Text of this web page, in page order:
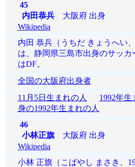
45
内田恭兵大阪府 出身
Wikipedia
内田 恭兵（うちだ きょうへい、
は、静岡県三島市出身のサッカ
はDF。
全国の大阪府出身者
11月5日生まれの人
1992年生
身の1992年生まれの人
46
小林正旗大阪府 出身
Wikipedia
小林 正旗（こばやし まさき、